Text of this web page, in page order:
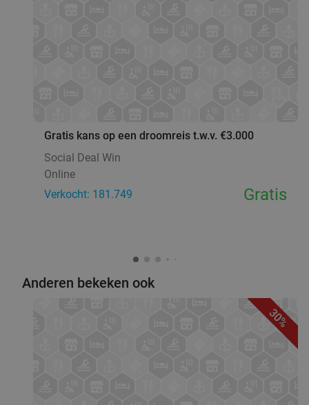
Gratis kans op een droomreis t.w.v. €3.000
Social Deal Win
Online
Verkocht: 181.749
Gratis
Anderen bekeken ook
30%